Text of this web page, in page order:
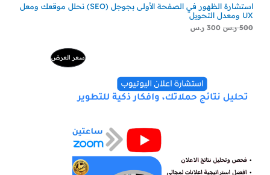
استشارة الظهور في الصفحة الأولى بجوجل (SEO) نحلل موقعك ومعل
UX ومعدل التحويل
500 ر.س 300 ر.س
سعر العرضمنتج
229 ر.س.